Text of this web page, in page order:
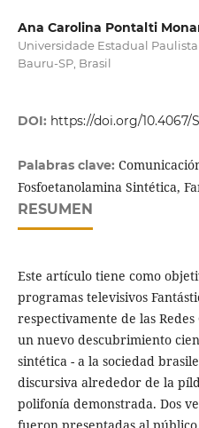
Ana Carolina Pontalti
Universidade Estadual Paulista
Bauru-SP, Brasil
DOI: https://doi.org/10.4067/
Palabras clave:
Fosfoetanolamina Sintética,
RESUMEN
Este artículo tiene como
programas televisivos
respectivamente de las
un nuevo descubrimiento
sintética - a la sociedad
discursiva alrededor de la
polifonía demonstrada. Dos